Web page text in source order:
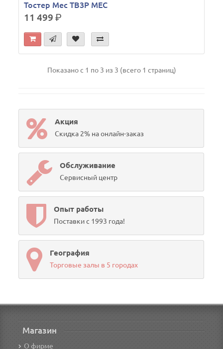
Тостер Mec TB3P MEC
11 499р.
Показано с 1 по 3 из 3 (всего 1 страниц)
Акция
Скидка 2% на онлайн-заказ
Обслуживание
Сервисный центр
Опыт работы
Поставки с 1993 года!
География
Торговые залы в 5 городах
Магазин
О фирме